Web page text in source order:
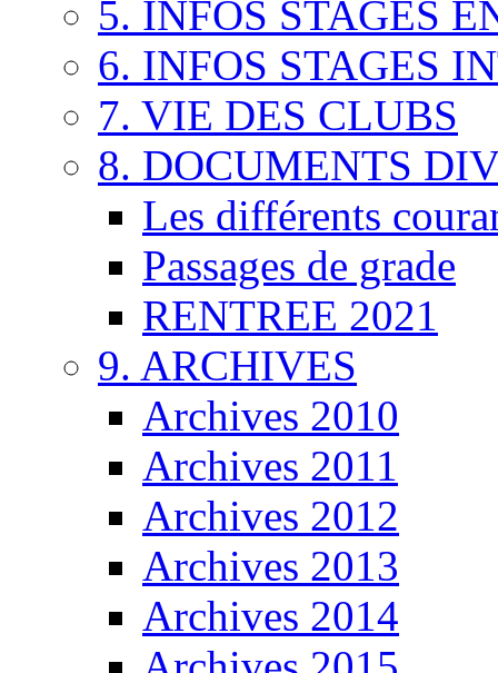
5. INFOS STAGES
6. INFOS STAGES
7. VIE DES CLUBS
8. DOCUMENTS
Les différents
Passages de grade
RENTREE 2021
9. ARCHIVES
Archives 2010
Archives 2011
Archives 2012
Archives 2013
Archives 2014